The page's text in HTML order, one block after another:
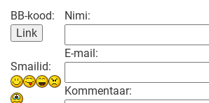
BB-kood:
Smailid:
Nimi:
E-mail:
Kommentaar: